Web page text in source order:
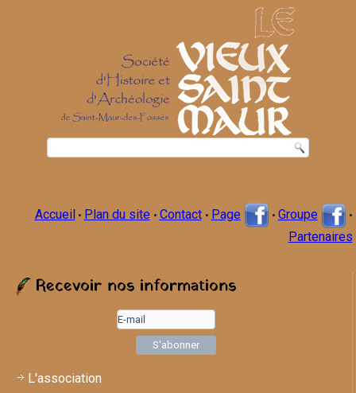
Accueil • Plan du site • Contact • Page • Groupe •
Partenaires
Recevoir nos informations
L'association